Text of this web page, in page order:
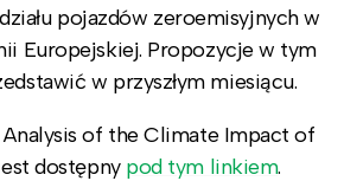
pojazdów zeroemisyjnych w
Europejskiej. Propozycje w tym
w przyszłym miesiącu.
of the Climate Impact of
dostępny pod tym linkiem.